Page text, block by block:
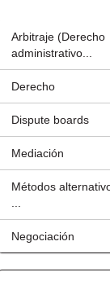
Arbitraje (Derecho
administrativo...
Derecho
Dispute boards
Mediación
Métodos
Negociación